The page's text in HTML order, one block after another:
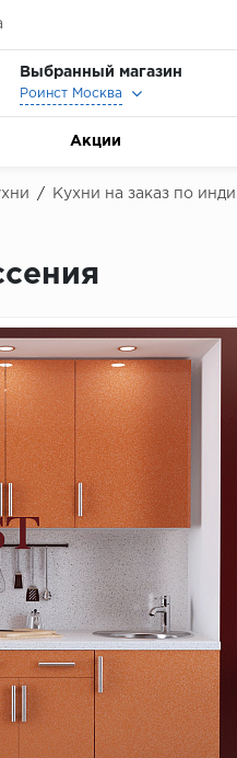
Выбранный магазин
Роинст Москва
Акции
/ Кухни на заказ по